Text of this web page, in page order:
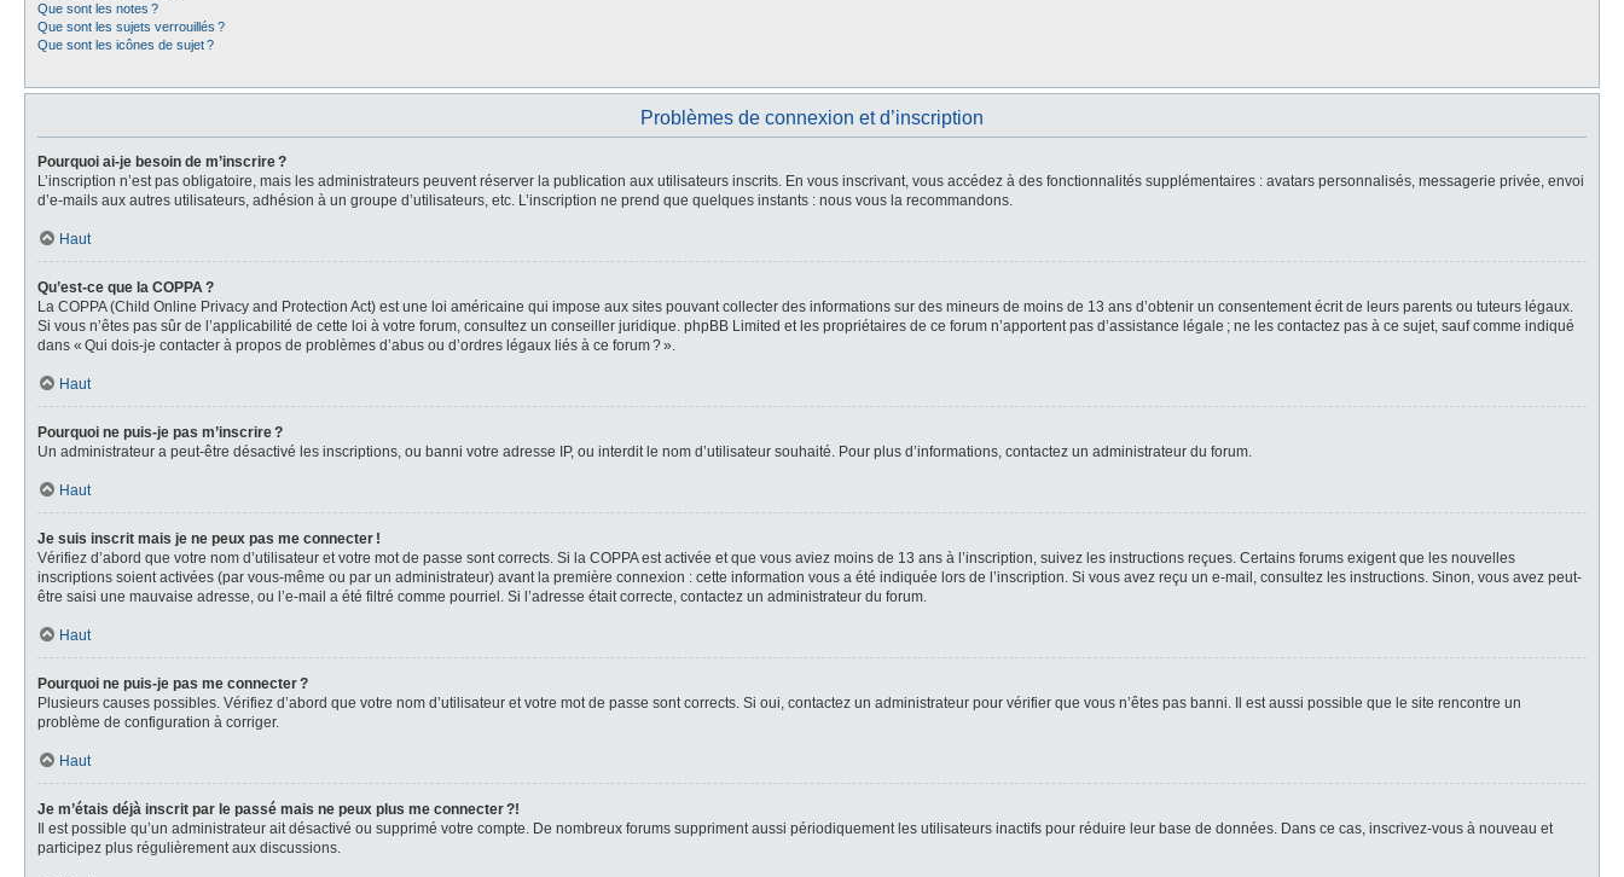
Que sont les notes ?
Que sont les sujets verrouillés ?
Que sont les icônes de sujet ?
Problèmes de connexion et d’inscription
Pourquoi ai-je besoin de m’inscrire ?
L’inscription n’est pas obligatoire, mais les administrateurs peuvent réserver la publication aux utilisateurs inscrits. En vous inscrivant, vous accédez à des fonctionnalités supplémentaires : avatars personnalisés, messagerie privée, envoi
d’e-mails aux autres utilisateurs, adhésion à un groupe d’utilisateurs, etc. L’inscription ne prend que quelques instants : nous vous la recommandons.
Haut
Qu’est-ce que la COPPA ?
La COPPA (Child Online Privacy and Protection Act) est une loi américaine qui impose aux sites pouvant collecter des informations sur des mineurs de moins de 13 ans d’obtenir un consentement écrit de leurs parents ou tuteurs légaux.
Si vous n’êtes pas sûr de l’applicabilité de cette loi à votre forum, consultez un conseiller juridique. phpBB Limited et les propriétaires de ce forum n’apportent pas d’assistance légale ; ne les contactez pas à ce sujet, sauf comme indiqué
dans « Qui dois-je contacter à propos de problèmes d’abus ou d’ordres légaux liés à ce forum ? ».
Haut
Pourquoi ne puis-je pas m’inscrire ?
Un administrateur a peut-être désactivé les inscriptions, ou banni votre adresse IP, ou interdit le nom d’utilisateur souhaité. Pour plus d’informations, contactez un administrateur du forum.
Haut
Je suis inscrit mais je ne peux pas me connecter !
Vérifiez d’abord que votre nom d’utilisateur et votre mot de passe sont corrects. Si la COPPA est activée et que vous aviez moins de 13 ans à l’inscription, suivez les instructions reçues. Certains forums exigent que les nouvelles
inscriptions soient activées (par vous-même ou par un administrateur) avant la première connexion : cette information vous a été indiquée lors de l’inscription. Si vous avez reçu un e-mail, consultez les instructions. Sinon, vous avez peut-
être saisi une mauvaise adresse, ou l’e-mail a été filtré comme pourriel. Si l’adresse était correcte, contactez un administrateur du forum.
Haut
Pourquoi ne puis-je pas me connecter ?
Plusieurs causes possibles. Vérifiez d’abord que votre nom d’utilisateur et votre mot de passe sont corrects. Si oui, contactez un administrateur pour vérifier que vous n’êtes pas banni. Il est aussi possible que le site rencontre un
problème de configuration à corriger.
Haut
Je m’étais déjà inscrit par le passé mais ne peux plus me connecter ?!
Il est possible qu’un administrateur ait désactivé ou supprimé votre compte. De nombreux forums suppriment aussi périodiquement les utilisateurs inactifs pour réduire leur base de données. Dans ce cas, inscrivez-vous à nouveau et
participez plus régulièrement aux discussions.